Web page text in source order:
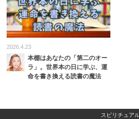
2026.4.23
本棚はあなたの「第二のオー
ラ」。世界本の日に学ぶ、運
命を書き換える読書の魔法
スピリチュア